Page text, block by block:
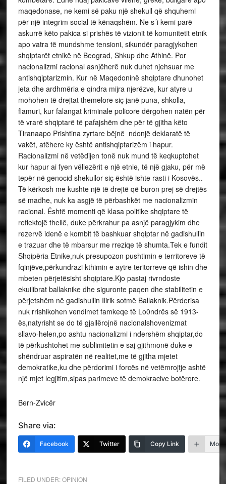
maqedonase, ne kemi së paku një shekull që shquhemi
për një integrim social të kënaqshëm. Ne s´i kemi parë
askurrë këto pakica si prishës të vizionit të komunitetit etnik
apo vatra të mundshme tensioni, sikundër paragjykohen
shqiptarët etnikë në Beograd, Shkup dhe Athinë. Por
nacionalizmi racional asnjëherë nuk duhet njehsuar me
antishqiptarizmin. Kur në Maqedoninë shqiptare dhunohet
jeta dhe ardhmëria e qindra mijra njerëzve, kur atyre u
mohohen të drejtat themelore siç janë puna, shkolla,
flamuri, kur falangat kriminale policore dërgohen natën për
të vrarë shqiptarë të pafajshëm dhe për të gjitha këto
Tiranaapo Prishtina zyrtare bëjnë ndonjë deklaratë të
vakët, atëhere ky është antishqiptarizëm i hapur.
Racionalizmi në vetëdijen tonë nuk mund të keqkuptohet
kur hapur ai fyen vëllezërit e një etnie, të një gjaku, për më
tepër në genocid shekullor siç është ishte rasti i Kosovës..
Të kërkosh me kushte një të drejtë që buron prej së drejtës
së madhe, nuk ka asgjë të përbashkët me nacionalizmin
racional. Është momenti që klasa politike shqiptare të
reflektojë thellë, duke përkrahur pa asnjë paragjykim dhe
rezervë idenë e kombit të bashkuar shqiptar në gadishullin
e trazuar dhe të mbarsur me rreziqe të shumta.Tek e fundit
Shqipëria Etnike,nuk presupozon pushtimin e territoreve të
fqinjëve,përkundrazi kthimin e aytre teritorreve që ishin dhe
mbeten përjetësisht shqiptare.Kjo pastaj rivrndoste
ekuilibrat ballaknike dhe siguronte paqen dhe stabilitetin e
përjetshëm në gadishullin Ilirik sotmë Ballaknik.Përderisa
nuk rrishikohen vendimet famkeqe të Lo0ndrës së 1913-
ës,natyrisht se do të gjallërojnë nacionalshovenizmat
sllavo-helen,po ashtu nacionalizmi i ndershëm shqiptar,do
të përkushtohet me sublimitetin e saj gjithmonë duke e
shëndruar aspiratën në realitet,me të gjitha mjetet
demokratike,ku dhe përdorimi i forcës në vetëmrojtje ashtë
një mjet legjitim,sipas parimeve të demokracive botërore.
Bern-Zvicër
Share via:
Facebook Twitter Copy Link More
FILED UNDER:OPINION